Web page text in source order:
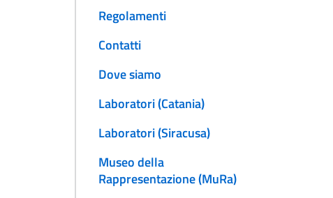
Regolamenti
Contatti
Dove siamo
Laboratori (Catania)
Laboratori (Siracusa)
Museo della
Rappresentazione (MuRa)